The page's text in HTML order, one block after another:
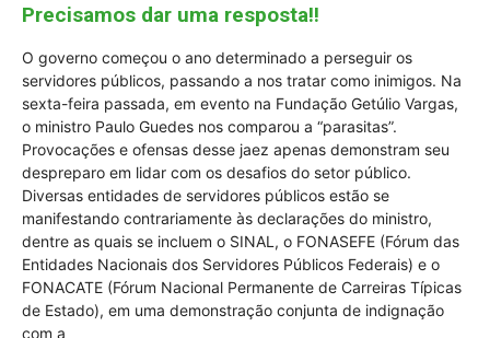
Precisamos dar uma resposta!!
O governo começou o ano determinado a perseguir os
servidores públicos, passando a nos tratar como inimigos. Na
sexta-feira passada, em evento na Fundação Getúlio Vargas,
o ministro Paulo Guedes nos comparou a “parasitas”.
Provocações e ofensas desse jaez apenas demonstram seu
despreparo em lidar com os desafios do setor público.
Diversas entidades de servidores públicos estão se
manifestando contrariamente às declarações do ministro,
dentre as quais se incluem o SINAL, o FONASEFE (Fórum das
Entidades Nacionais dos Servidores Públicos Federais) e o
FONACATE (Fórum Nacional Permanente de Carreiras Típicas
de Estado), em uma demonstração conjunta de indignação
com a